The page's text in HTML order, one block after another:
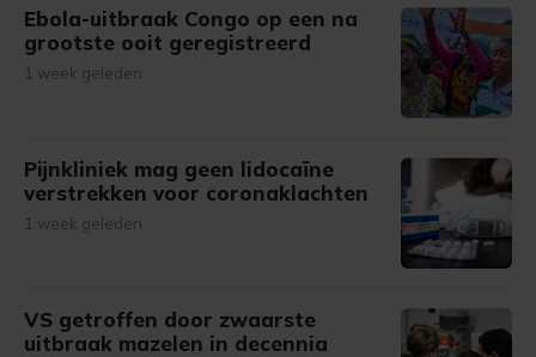
Ebola-uitbraak Congo op een na
grootste ooit geregistreerd
1 week geleden
Pijnkliniek mag geen lidocaïne
verstrekken voor coronaklachten
1 week geleden
VS getroffen door zwaarste
uitbraak mazelen in decennia